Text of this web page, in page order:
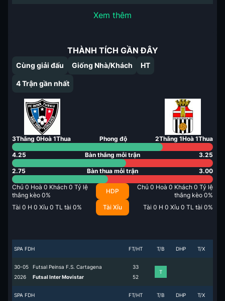
Xem thêm
THÀNH TÍCH GẦN ĐÂY
Cùng giải đấu Giống Nhà/Khách HT
4Trận gần nhất
3Thắng 0Hoà 1Thua Phong độ 2Thắng 1Hoà 1Thua
4.25 Bàn thắng mỗi trận 3.25
2.75 Bàn thua mỗi trận 3.00
Chủ 0 Hoà 0 Khách 0 Tỷ lệ
thắng kèo 0%
HDP
Chủ 0 Hoà 0 Khách 0 Tỷ lệ
thắng kèo 0%
Tài 0 H 0 Xỉu 0 TL tài 0% Tài Xỉu Tài 0 H 0 Xỉu 0 TL tài 0%
SPA FDH FT/HT T/B DHP T/X
30-05
2026
Futsal Peinsa F.S. Cartagena
Futsal Inter Movistar
3
5
3
2
T
SPA FDH FT/HT T/B DHP T/X